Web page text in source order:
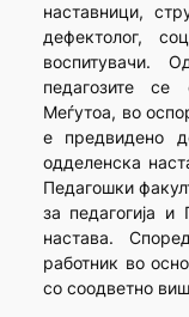
наставници,
дефектолог,
воспитувачи.
педагозите се
Меѓутоа, во
е предвидено
одделенска
Педагошки
за педагогија и
настава.
работник во
со соодветно